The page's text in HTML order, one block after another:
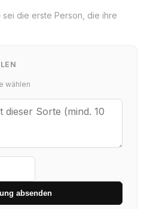
die erste Person, die ihre
wählen
absenden